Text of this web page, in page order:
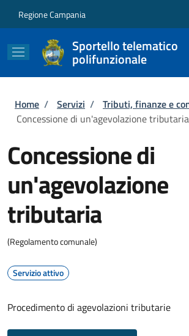
Regione Campania
Sportello telematico
polifunzionale
Briciole di pane
Home / Servizi / Tributi, finanze e
Concessione di un'agevolazione tributaria
Concessione di
un'agevolazione
tributaria
(Regolamento comunale)
Servizio attivo
Procedimento di agevolazioni tributarie